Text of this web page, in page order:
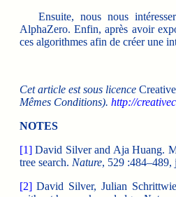
Ensuite, nous nous
AlphaZero. Enfin, après avoir
ces algorithmes afin de créer une
Cet article est sous licence
Mêmes Conditions). http://
NOTES
[1]David Silver and Aja Huang.
tree search. Nature, 529 :484–489,
[2]David Silver, Julian